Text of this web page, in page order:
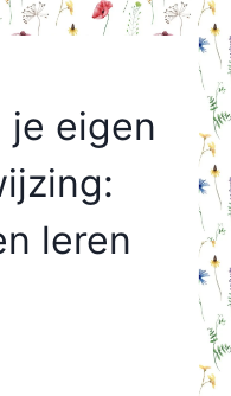
je eigen
leren